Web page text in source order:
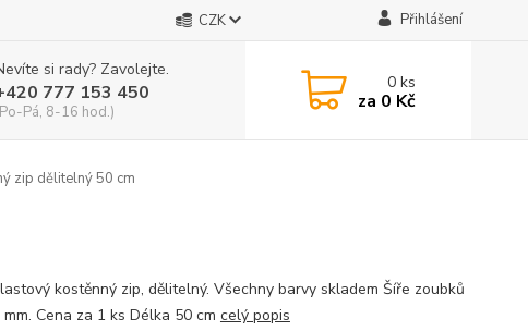
CZK Přihlášení
si rady? Zavolejte.
777 153 450
Pá, 8-16 hod.)
0ks
za 0 Kč
zip dělitelný 50 cm
kostěnný zip, dělitelný. Všechny barvy skladem Šíře zoubků
mm. Cena za 1 ks Délka 50 cm celý popis